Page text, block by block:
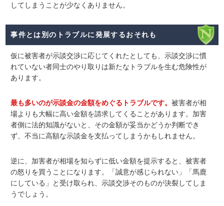
してしまうことが少なくありません。
事件とは別のトラブルに発展するおそれも
仮に被害者が示談交渉に応じてくれたとしても、示談交渉に慣
れていない者同士のやり取りは新たなトラブルを生む危険性が
あります。
最も多いのが示談金の金額をめぐるトラブルです。被害者が相
場よりも大幅に高い金額を請求してくることがあります。加害
者側に法的知識がないと、その金額が妥当かどうか判断でき
ず、不当に高額な示談金を支払ってしまうかもしれません。
逆に、加害者が相場を知らずに低い金額を提示すると、被害者
の怒りを買うことになります。「誠意が感じられない」「馬鹿
にしている」と受け取られ、示談交渉そのものが決裂してしま
うでしょう。